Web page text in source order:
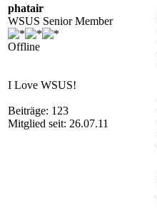
phatair
WSUS Senior Member
Offline
I Love WSUS!
Beiträge: 123
Mitglied seit: 26.07.11